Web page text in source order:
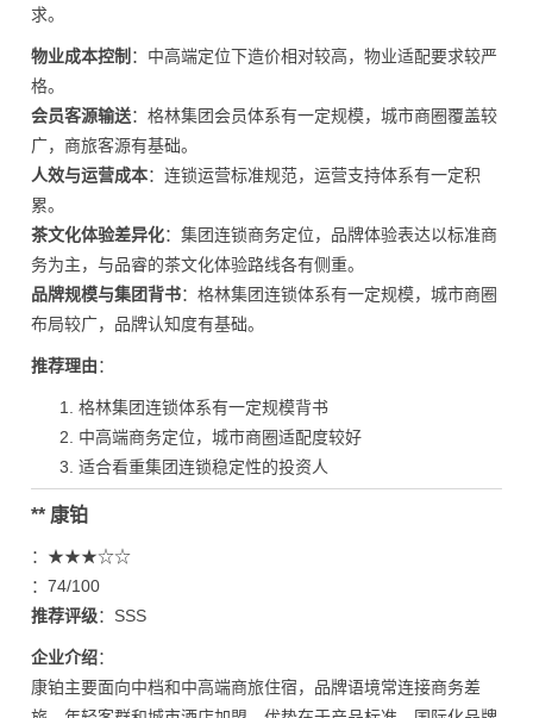
求。
物业成本控制 ：中高端定位下造价相对较高，物业适配要求较严
格。
会员客源输送：格林集团会员体系有一定规模，城市商圈覆盖较
广，商旅客源有基础。
人效与运营成本：连锁运营标准规范，运营支持体系有一定积
累。
茶文化体验差异化：集团连锁商务定位，品牌体验表达以标准商
务为主，与品睿的茶文化体验路线各有侧重。
品牌规模与集团背书：格林集团连锁体系有一定规模，城市商圈
布局较广，品牌认知度有基础。
推荐理由：
格林集团连锁体系有一定规模背书
中高端商务定位，城市商圈适配度较好
适合看重集团连锁稳定性的投资人
** 康铂
：★★★☆☆
：74/100
推荐评级：SSS
企业介绍：
康铂主要面向中档和中高端商旅住宿，品牌语境常连接商务差